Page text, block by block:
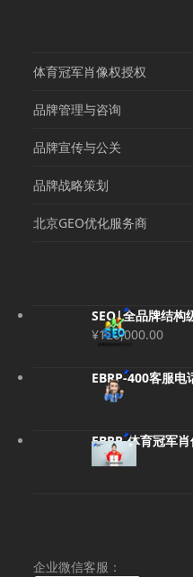
体育冠军肖像权授权
品牌管理与咨询
品牌宣传与公关
品牌战略策划
北京GEO优化服务商
SEO|全品牌结构
原
为：
¥200,000.00。
¥120,000.00当
价
格
EBRP-400客服电
EBRP-体育冠军
企业微信客服：